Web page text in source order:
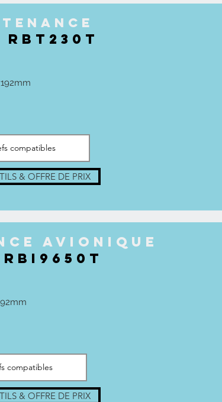
RBT230T
& OFFRE DE PRIX
AVIONIque
& OFFRE DE PRIX